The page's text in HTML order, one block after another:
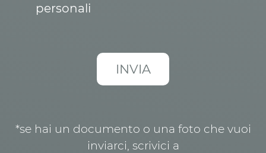
personali
*se hai un documento o una foto che vuoi
inviarci, scrivici a